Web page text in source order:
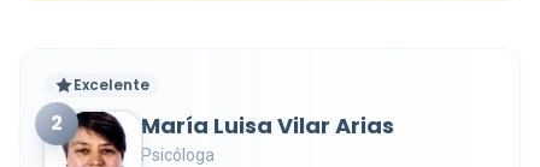
Excelente
2 María Luisa Vilar Arias
Psicóloga